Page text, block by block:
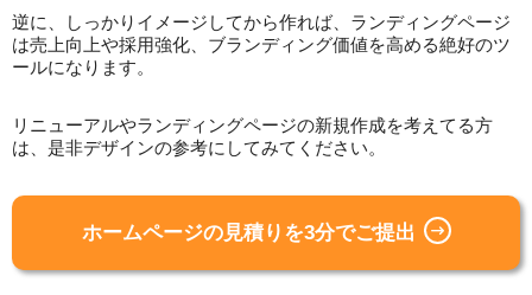
逆に、しっかりイメージしてから作れば、ランディングページ
は売上向上や採用強化、ブランディング価値を高める絶好のツ
ールになります。
リニューアルやランディングページの新規作成を考えてる方
は、是非デザインの参考にしてみてください。
ホームページの見積りを3分でご提出